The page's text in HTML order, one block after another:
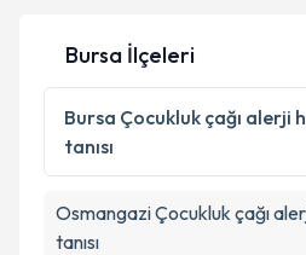
Kişisel verilerimin
Metni'ni okudum ve
Takvim
Bursa İlçeleri
Bursa Çocukluk çağı alerji
tanısı
OsmangaziÇocukluk çağı
tanısı